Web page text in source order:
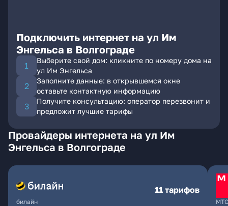
Подключить интернет на ул Им
Энгельса в Волгограде
Выберите свой дом: кликните по номеру дома на
ул Им Энгельса
Заполните данные: в открывшемся окне
оставьте контактную информацию
Получите консультацию: оператор перезвонит и
предложит лучшие тарифы
Провайдеры интернета на ул Им
Энгельса в Волгограде
билайн
11 тарифов
МТС